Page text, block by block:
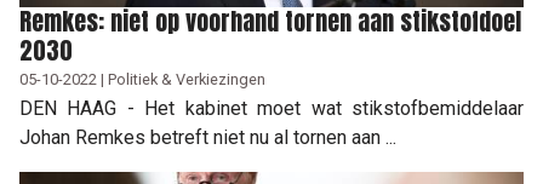
Remkes: niet op voorhand tornen aan stikstofdoel
2030
05-10-2022 | Politiek & Verkiezingen
DEN HAAG - Het kabinet moet wat stikstofbemiddelaar
Johan Remkes betreft niet nu al tornen aan ...